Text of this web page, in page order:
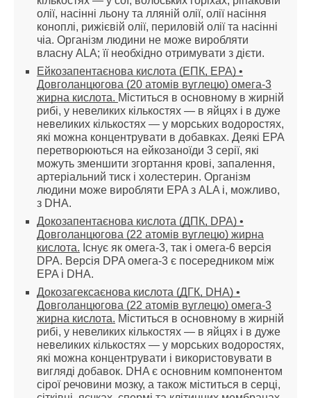
олії, насінні льону та лляній олії, олії насіння
коноплі, рижієвій олії, периловій олії та насінні
чіа. Організм людини не може виробляти
власну ALA; її необхідно отримувати з дієти.
Ейкозапентаєнова кислота (ЕПК, EPA) •
Довголанцюгова (20 атомів вуглецю) омега-3
жирна кислота. Міститься в основному в жирній
рибі, у невеликих кількостях — в яйцях і в дуже
невеликих кількостях — у морських водоростях,
які можна концентрувати в добавках. Деякі EPA
перетворюються на ейкозаноїди 3 серії, які
можуть зменшити згортання крові, запалення,
артеріальний тиск і холестерин. Організм
людини може виробляти EPA з ALA і, можливо,
з DHA.
Докозапентаєнова кислота (ДПК, DPA) •
Довголанцюгова (22 атомів вуглецю) жирна
кислота. Існує як омега-3, так і омега-6 версія
DPA. Версія DPA омега-3 є посередником між
EPA і DHA.
Докозагексаєнова кислота (ДГК, DHA) •
Довголанцюгова (22 атомів вуглецю) омега-3
жирна кислота. Міститься в основному в жирній
рибі, у невеликих кількостях — в яйцях і в дуже
невеликих кількостях — у морських водоростях,
які можна концентрувати і використовувати в
вигляді добавок. DHA є основним компонентом
сірої речовини мозку, а також міститься в серці,